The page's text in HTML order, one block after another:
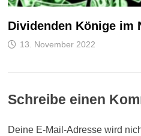
Dividenden Könige im
13. November 2022
Schreibe einen
Deine E-Mail-Adresse wird